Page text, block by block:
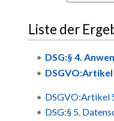
Liste der
DSG:§ 4.
DSGVO:Artikel
DSG:§ 5.